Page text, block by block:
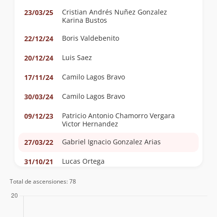
23/03/25
Cristian Andrés Nuñez Gonzalez
Karina Bustos
22/12/24
Boris Valdebenito
20/12/24 Luis Saez
17/11/24 Camilo Lagos Bravo
30/03/24 Camilo Lagos Bravo
09/12/23
Patricio Antonio Chamorro Vergara
Victor Hernandez
27/03/22
Gabriel Ignacio Gonzalez Arias
31/10/21 Lucas Ortega
31/10/21 Andrea Campos
Total de ascensiones: 78